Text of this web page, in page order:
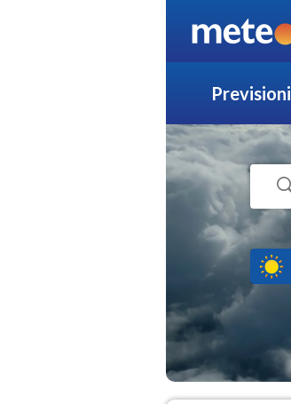
Previsioni